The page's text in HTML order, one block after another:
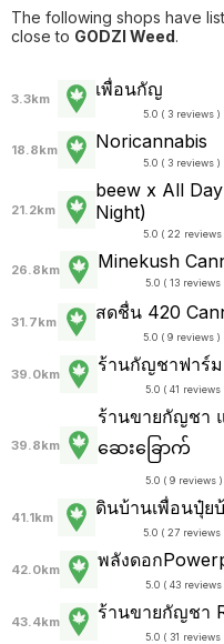
The following shops have
close to GODZI Weed.
3.3km เพื่อนกัญ
5.0 ( 3 reviews )
18.8km Noricannabis
5.0 ( 3 reviews )
21.2km
beew x All
Night)
5.0 ( 22 reviews
26.8km Minekush
5.0 ( 13 reviews
31.7km สดชื่น 420
5.0 ( 9 reviews )
39.0km ร้านกัญชาฟาร์ม
5.0 ( 41 reviews
39.8km
ร้านขายกัญชา
ဆေးခြောက်
5.0 ( 9 reviews )
41.1km ดินบ้านเพื่อนปุ๋ย
5.0 ( 27 reviews
42.0km พลังดอก
5.0 ( 43 reviews
43.4km ร้านขายกัญชา
5.0 ( 31 reviews